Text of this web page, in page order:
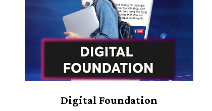
Digital Foundation